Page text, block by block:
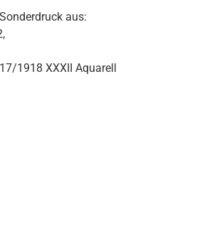
aus:
1918 XXXII Aquarell